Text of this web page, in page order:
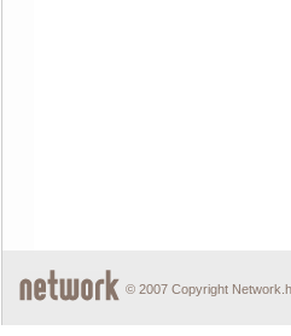
© 2007 Copyright